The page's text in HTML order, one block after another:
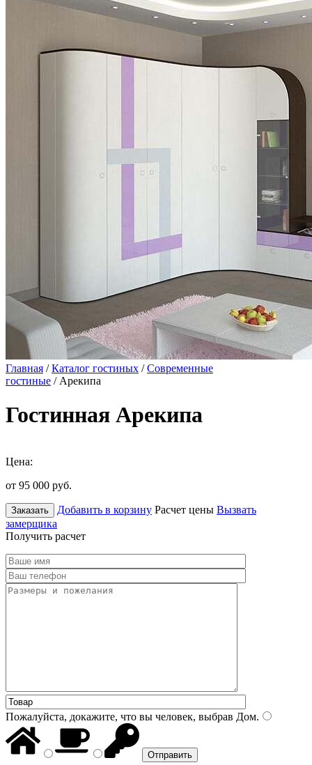
Главная /Каталог гостиных /Современные
гостиные / Арекипа
Гостинная Арекипа
Цена:
от 95 000 руб.
Заказать Добавить в корзину Расчет цены Вызвать
замерщика
Получить расчет
Пожалуйста, докажите, что вы человек, выбрав Дом.